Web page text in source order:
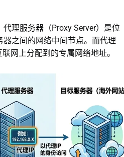
理服务器（Proxy Server）是位
之间的网络中间节点。而代理
网上分配到的专属网络地址。